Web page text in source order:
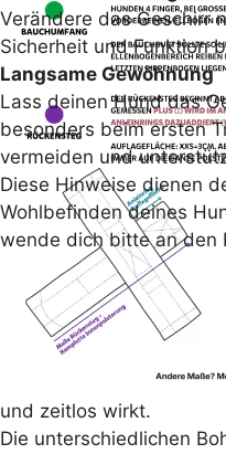
Verändere das Geschirr
Sicherheit und Funktion
Langsame Gewöhnung
Lass deinen Hund das
besonders beim ersten
vermeiden und
Diese Hinweise dienen
Wohlbefinden deines
wende dich bitte an den
Freiheit,
Erdige Töne, grafische
Details prägen die
Boho-Softshell.
verbinden sich zu einem
Natürlichkeit,
ausstrahlt. Inspiriert von
handwerklich
Naturfarben entsteht
und zeitlos wirkt.
Die unterschiedlichen